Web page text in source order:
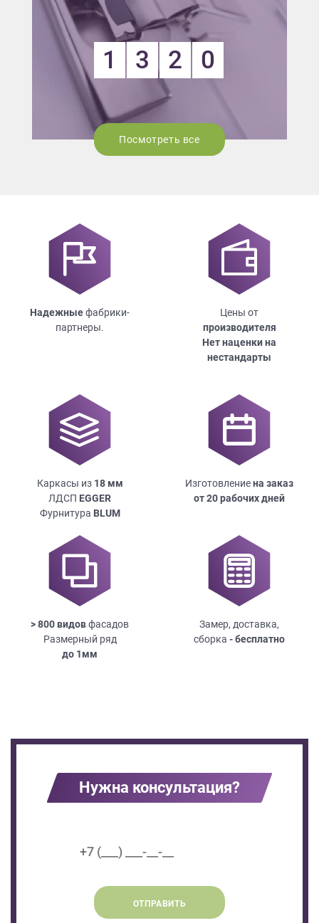
1 3 2 0
Посмотреть все
Надежныефабрики-
партнеры.
Цены от
производителя
Нет наценки на
нестандарты
Каркасы из 18мм
ЛДСП EGGER
Фурнитура BLUM
Изготовлениена заказ
от 20 рабочих дней
> 800 видовфасадов
Размерный ряд
до 1мм
Замер, доставка,
сборка - бесплатно
Нужна консультация?
ОТПРАВИТЬ